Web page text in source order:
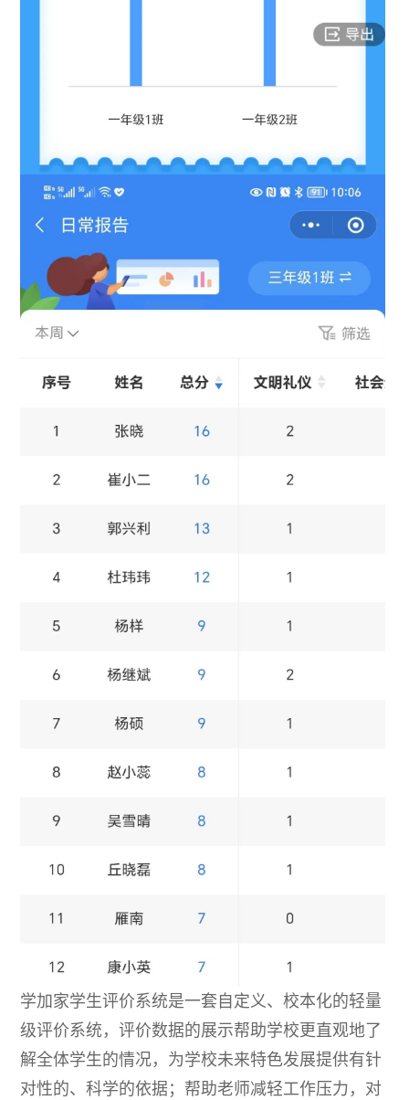
学加家学生评价系统是一套自定义、校本化的轻量
级评价系统，评价数据的展示帮助学校更直观地了
解全体学生的情况，为学校未来特色发展提供有针
对性的、科学的依据；帮助老师减轻工作压力，对